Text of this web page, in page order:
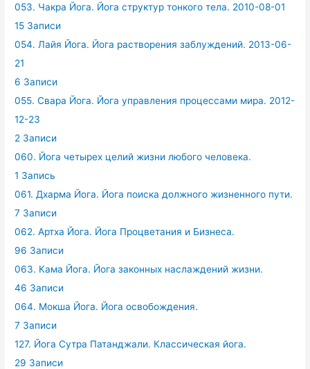
053. Чакра Йога. Йога структур тонкого тела. 2010-08-01
15 Записи
054. Лайя Йога. Йога растворения заблуждений. 2013-06-
21
6 Записи
055. Свара Йога. Йога управления процессами мира. 2012-
12-23
2 Записи
060. Йога четырех целий жизни любого человека.
1 Запись
061. Дхарма Йога. Йога поиска должного жизненного пути.
7 Записи
062. Артха Йога. Йога Процветания и Бизнеса.
96 Записи
063. Кама Йога. Йога законных наслаждений жизни.
46 Записи
064. Мокша Йога. Йога освобождения.
7 Записи
127. Йога Сутра Патанджали. Классическая йога.
29 Записи